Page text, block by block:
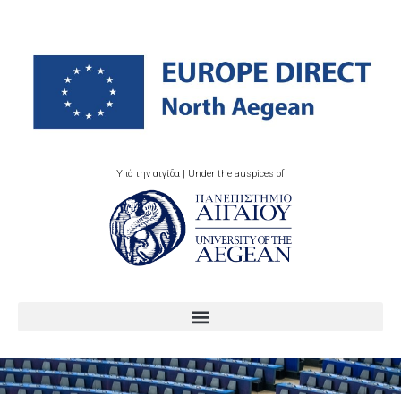
Υπό την αιγίδα | Under the auspices of